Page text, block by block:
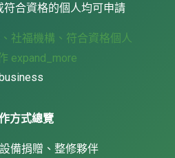
符合資格的個人均可申請
社福機構、符合資格個人
expand_more
方式總覽
備捐贈、整修夥伴